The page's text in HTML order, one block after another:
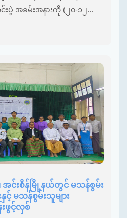
ပွဲ အခမ်းအနားကို (၂၀-၁၂...
အင်းစိန်မြို့နယ်တွင် မသန်စွမ်း
မသန်စွမ်းသူများ
ဖွင့်လှစ်